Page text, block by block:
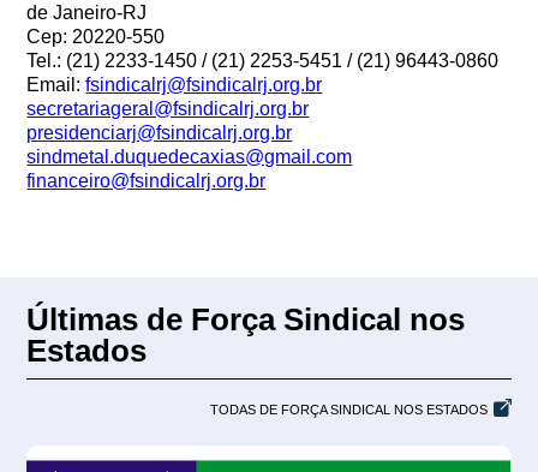
de Janeiro-RJ
Cep: 20220-550
Tel.: (21) 2233-1450 / (21) 2253-5451 / (21) 96443-0860
Email:fsindicalrj@fsindicalrj.org.br
secretariageral@fsindicalrj.org.br
presidenciarj@fsindicalrj.org.br
sindmetal.duquedecaxias@gmail.com
financeiro@fsindicalrj.org.br
Últimas de Força Sindical nos
Estados
TODAS DE FORÇA SINDICAL NOS ESTADOS